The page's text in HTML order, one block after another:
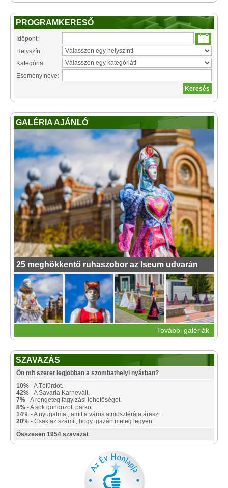
PROGRAMKERESŐ
Időpont:
Helyszín:
Kategória:
Esemény neve:
GALÉRIA AJÁNLÓ
25 meghökkentő ruhaszobor az Iseum udvarán
További galériák
SZAVAZÁS
Ön mit szeret legjobban a szombathelyi nyárban?
10% - A Tófürdőt.
42% - A Savaria Karnevált.
7% - A rengeteg fagyizási lehetőséget.
8% - A sok gondozott parkot.
14% - A nyugalmat, amit a város atmoszférája áraszt.
20% - Csak az számít, hogy igazán meleg legyen.
Összesen 1954 szavazat